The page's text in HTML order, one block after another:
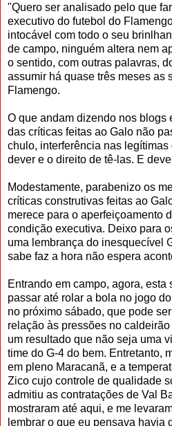
"Quero ser analisado pelo que
executivo do futebol do
intocável com todo o seu
de campo, ninguém altera nem
o sentido, com outras palavras,
assumir há quase três meses as
Flamengo.
O que andam dizendo nos blogs
das críticas feitas ao Galo não
chulo, interferência nas
dever e o direito de tê-las. E
Modestamente, parabenizo os
críticas construtivas feitas ao
merece para o aperfeiçoamento
condição executiva. Deixo para
uma lembrança do inesquecível
sabe faz a hora não espera
Entrando em campo, agora,
passar até rolar a bola no jogo
no próximo sábado, que pode
relação às pressões no
um resultado que não seja uma
time do G-4 do bem. Entretanto,
em pleno Maracanã, e a
Zico cujo controle de qualidade
admitiu as contratações de Val
mostraram até aqui, e me
lembrar o que eu pensava havia